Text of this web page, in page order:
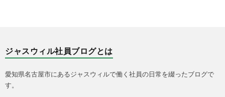
ジャスウィル社員ブログとは
愛知県名古屋市にあるジャスウィルで働く社員の日常を綴ったブログで
す。